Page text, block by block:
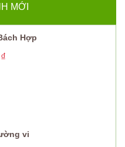
MỚI
Hợp
₫
vi